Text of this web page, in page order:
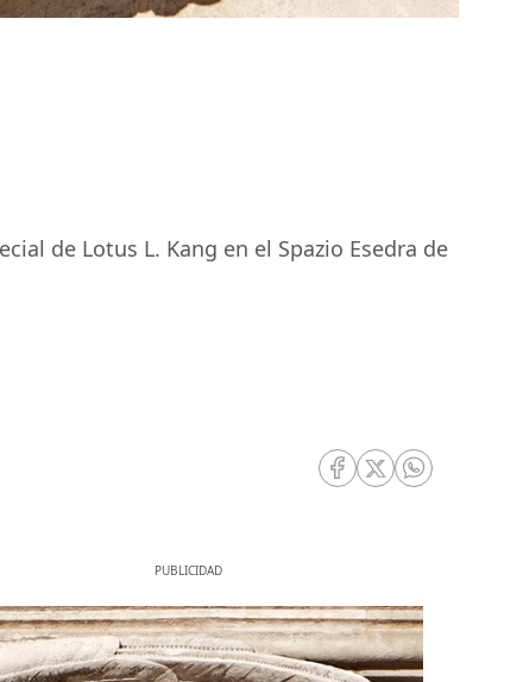
de Lotus L. Kang en el Spazio Esedra de
RRSS Facebook
RRSS Twitter
RRSS